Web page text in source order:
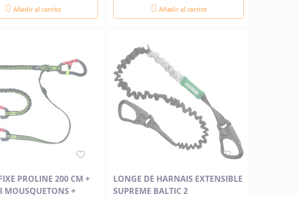
Añadir al carrito Añadir al carrito
PROLINE 200 CM +
MOUSQUETONS +
LONGE DE HARNAIS EXTENSIBLE
SUPREME BALTIC 2